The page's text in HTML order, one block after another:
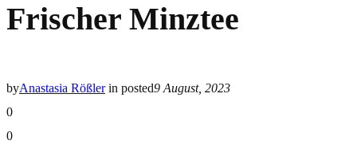
Frischer Minztee
byAnastasia Rößler in posted9 August, 2023
0
0